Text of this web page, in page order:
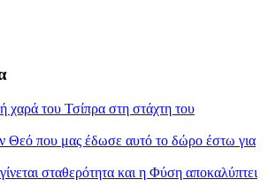
χαρά του Τσίπρα στη στάχτη του
Θεό που μας έδωσε αυτό το δώρο έστω για
σταθερότητα και η Φύση αποκαλύπτει